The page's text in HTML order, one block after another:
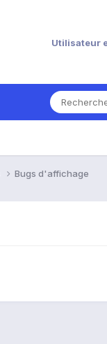
Utilisateur
Bugs d'affichage